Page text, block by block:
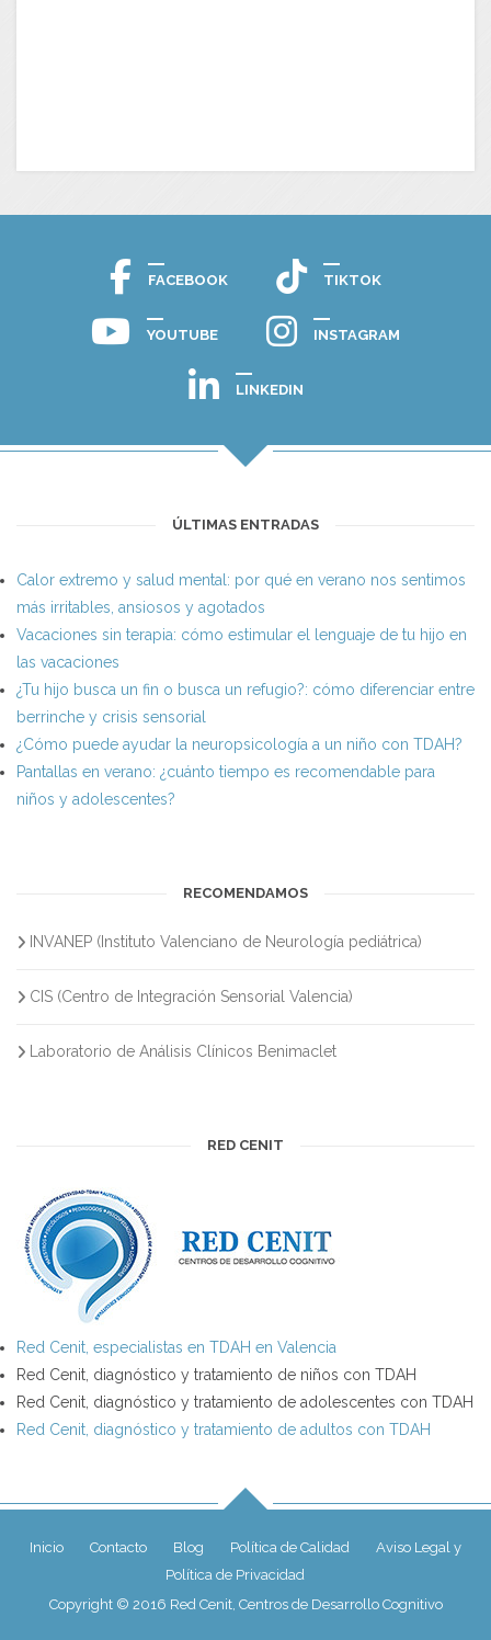
FACEBOOK TIKTOK
YOUTUBE INSTAGRAM
LINKEDIN
ÚLTIMAS ENTRADAS
Calor extremo y salud mental: por qué en verano nos sentimos
más irritables, ansiosos y agotados
Vacaciones sin terapia: cómo estimular el lenguaje de tu hijo en
las vacaciones
¿Tu hijo busca un fin o busca un refugio?: cómo diferenciar entre
berrinche y crisis sensorial
¿Cómo puede ayudar la neuropsicología a un niño con TDAH?
Pantallas en verano: ¿cuánto tiempo es recomendable para
niños y adolescentes?
RECOMENDAMOS
INVANEP (Instituto Valenciano de Neurología pediátrica)
CIS (Centro de Integración Sensorial Valencia)
Laboratorio de Análisis Clínicos Benimaclet
RED CENIT
Red Cenit, especialistas en TDAH en Valencia
Red Cenit, diagnóstico y tratamiento de niños con TDAH
Red Cenit, diagnóstico y tratamiento de adolescentes con TDAH
Red Cenit, diagnóstico y tratamiento de adultos con TDAH
Inicio Contacto Blog Política de Calidad
Aviso Legal y
Política de Privacidad
Copyright © 2016 Red Cenit, Centros de Desarrollo Cognitivo